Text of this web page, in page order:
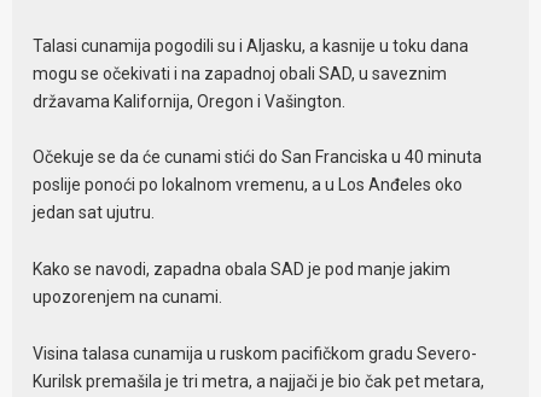
Talasi cunamija pogodili su i Aljasku, a kasnije u toku dana
mogu se očekivati i na zapadnoj obali SAD, u saveznim
državama Kalifornija, Oregon i Vašington.
Očekuje se da će cunami stići do San Franciska u 40 minuta
poslije ponoći po lokalnom vremenu, a u Los Anđeles oko
jedan sat ujutru.
Kako se navodi, zapadna obala SAD je pod manje jakim
upozorenjem na cunami.
Visina talasa cunamija u ruskom pacifičkom gradu Severo-
Kurilsk premašila je tri metra, a najjači je bio čak pet metara,